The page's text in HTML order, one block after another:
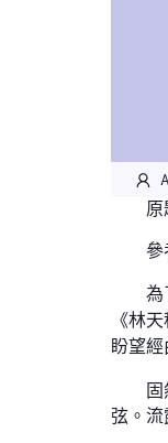
參
為
《林
盼望
弦。